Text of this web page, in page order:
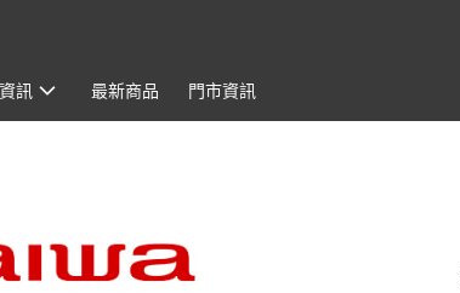
訊 最新商品 門市資訊